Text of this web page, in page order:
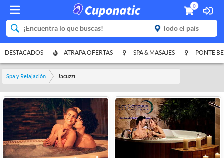
0
DESTACADOS ATRAPA OFERTAS SPA & MASAJES PONTE
Spa y Relajación Jacuzzi